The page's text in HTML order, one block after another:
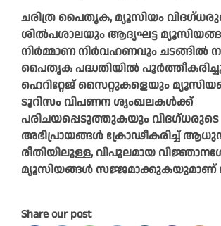
ചരിത്ര പൈതൃക, മ്യൂസിയം
ശിൽപശാലയും ആദ്യഘട്ട
നിർമ്മാണ നിർവഹണവും ചടങ്ങിൽ
പൈതൃക പദ്ധതിയിൽ
ഹെറിറ്റേജ് സൈറ്റുകളെയും
ടൂറിസം വിപണന ശൃംഖലകൾക്ക്
പരിചയപ്പെടുത്തുകയും വിദഗ്ധരുടെ
അഭിപ്രായങ്ങൾ ക്രോഢീകരിച്ച്
രീതിയിലുള്ള, വിപുലമായ
മ്യൂസിയങ്ങൾ സജ്ജമാക്കുകയുമാണ്
Share our post